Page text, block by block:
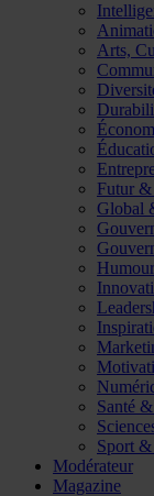
Arts,
Futur &
Global
Santé
Sport
Modérateur
Magazine